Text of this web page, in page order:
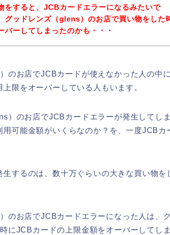
をすると、JCBカードエラーになるみたいで
グッドレンズ（glens）のお店で買い物をした
バーしてしまったのかも・・・
のお店でJCBカードが使えなかった人の中
限をオーバーしている人もいます。
）のお店でJCBカードエラーが発生してし
可能金額がいくらなのか？を、一度JCBカ
するのは、数十万ぐらいの大きな買い物を
のお店でJCBカードエラーになった人は、
にJCBカードの上限金額をオーバーしてし